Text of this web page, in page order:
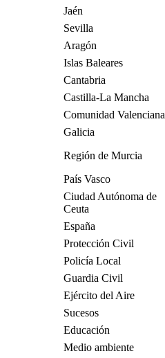
Jaén
Sevilla
Aragón
Islas Baleares
Cantabria
Castilla-La Mancha
Comunidad Valenciana
Galicia
Región de Murcia
País Vasco
Ciudad Autónoma de
Ceuta
España
Protección Civil
Policía Local
Guardia Civil
Ejército del Aire
Sucesos
Educación
Medio ambiente